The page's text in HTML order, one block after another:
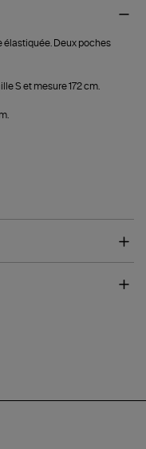
élastiquée. Deux poches
S et mesure 172 cm.